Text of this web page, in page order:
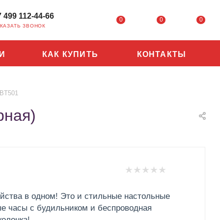
499 112-44-66
ЗВОНОК
0 0 0
КАК КУПИТЬ КОНТАКТЫ
в одном! Это и стильные настольные
часы с будильником и беспроводная